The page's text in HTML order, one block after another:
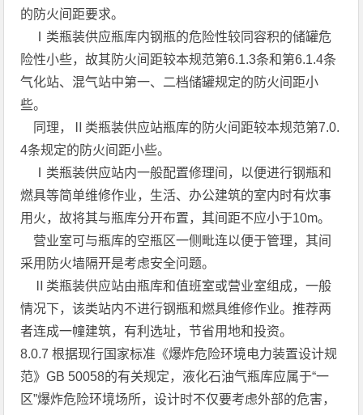
的防火间距要求。
Ⅰ类瓶装供应瓶库内钢瓶的危险性较同容积的储罐危
险性小些，故其防火间距较本规范第6.1.3条和第6.1.4条
气化站、混气站中第一、二档储罐规定的防火间距小
些。
同理，Ⅱ类瓶装供应站瓶库的防火间距较本规范第7.0.
4条规定的防火间距小些。
Ⅰ类瓶装供应站内一般配置修理间，以便进行钢瓶和
燃具等简单维修作业，生活、办公建筑的室内时有炊事
用火，故将其与瓶库分开布置，其间距不应小于10m。
营业室可与瓶库的空瓶区一侧毗连以便于管理，其间
采用防火墙隔开是考虑安全问题。
Ⅱ类瓶装供应站由瓶库和值班室或营业室组成，一般
情况下，该类站内不进行钢瓶和燃具维修作业。推荐两
者连成一幢建筑，有利选址，节省用地和投资。
8.0.7 根据现行国家标准《爆炸危险环境电力装置设计规
范》GB 50058的有关规定，液化石油气瓶库应属于“一
区”爆炸危险环境场所，设计时不仅要考虑外部的危害，